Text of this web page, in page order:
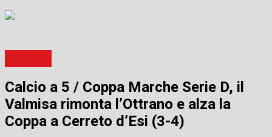
Calcio a 5 / Coppa Marche Serie D, il
Valmisa rimonta l’Ottrano e alza la
Coppa a Cerreto d’Esi (3-4)